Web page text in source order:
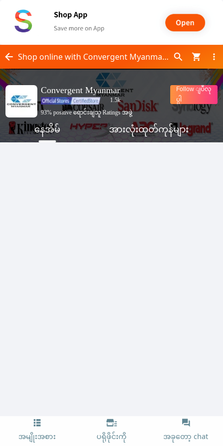
Shop online with Convergent Myanmar now! Visit Convergent Myanmar on Shop.
Convergent Myanmar
1.5k
93% positive ရောင်းချသူ Ratings အဖွဲ့
Follow ျပဳလု
ပ္ပါ
နေအိမ် အားလုံးထုတ်ကုန်များ
အမျိုးအစား ပရိုဖိုင်းကို အခုတော့ chat